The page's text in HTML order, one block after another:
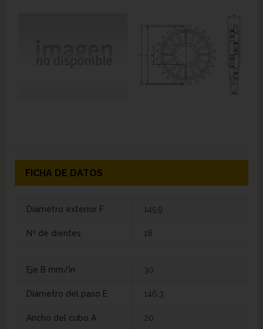
FICHA DE DATOS
Diámetro exterior F 145,9
Nº de dientes 18
Eje B mm/in 30
Diámetro del paso E 146,3
Ancho del cubo A 20